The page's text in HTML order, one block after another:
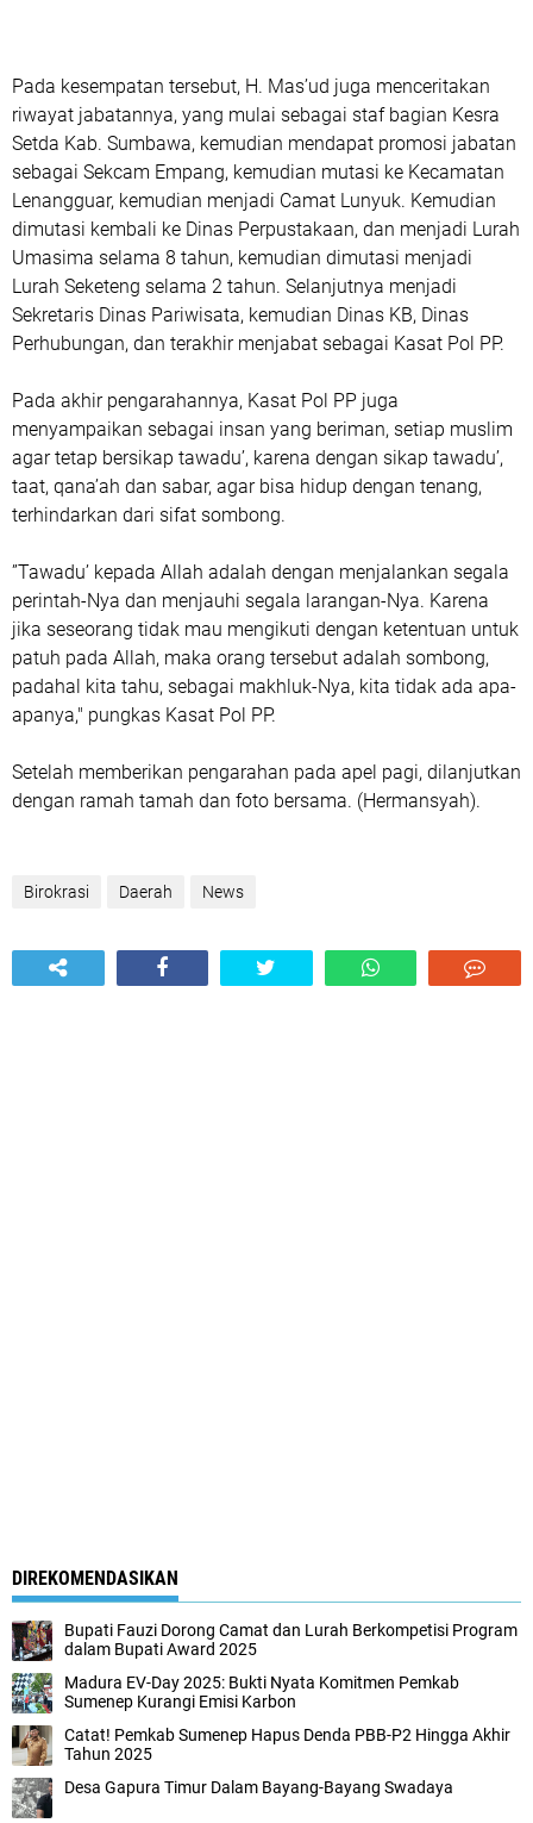
Pada kesempatan tersebut, H. Mas’ud juga menceritakan
riwayat jabatannya, yang mulai sebagai staf bagian Kesra
Setda Kab. Sumbawa, kemudian mendapat promosi jabatan
sebagai Sekcam Empang, kemudian mutasi ke Kecamatan
Lenangguar, kemudian menjadi Camat Lunyuk. Kemudian
dimutasi kembali ke Dinas Perpustakaan, dan menjadi Lurah
Umasima selama 8 tahun, kemudian dimutasi menjadi
Lurah Seketeng selama 2 tahun. Selanjutnya menjadi
Sekretaris Dinas Pariwisata, kemudian Dinas KB, Dinas
Perhubungan, dan terakhir menjabat sebagai Kasat Pol PP.
Pada akhir pengarahannya, Kasat Pol PP juga
menyampaikan sebagai insan yang beriman, setiap muslim
agar tetap bersikap tawadu’, karena dengan sikap tawadu’,
taat, qana’ah dan sabar, agar bisa hidup dengan tenang,
terhindarkan dari sifat sombong.
”Tawadu’ kepada Allah adalah dengan menjalankan segala
perintah-Nya dan menjauhi segala larangan-Nya. Karena
jika seseorang tidak mau mengikuti dengan ketentuan untuk
patuh pada Allah, maka orang tersebut adalah sombong,
padahal kita tahu, sebagai makhluk-Nya, kita tidak ada apa-
apanya," pungkas Kasat Pol PP.
Setelah memberikan pengarahan pada apel pagi, dilanjutkan
dengan ramah tamah dan foto bersama. (Hermansyah).
Birokrasi Daerah News
DIREKOMENDASIKAN
Bupati Fauzi Dorong Camat dan Lurah Berkompetisi Program
dalam Bupati Award 2025
Madura EV-Day 2025: Bukti Nyata Komitmen Pemkab
Sumenep Kurangi Emisi Karbon
Catat! Pemkab Sumenep Hapus Denda PBB-P2 Hingga Akhir
Tahun 2025
Desa Gapura Timur Dalam Bayang-Bayang Swadaya